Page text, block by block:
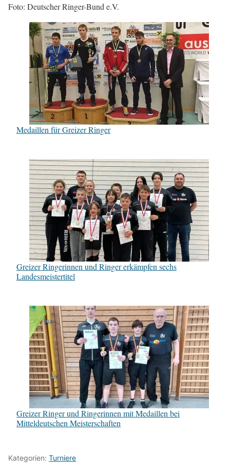
Foto: Deutscher Ringer-Bund e.V.
Medaillen für Greizer Ringer
Greizer Ringerinnen und Ringer erkämpfen sechs
Landesmeistertitel
Greizer Ringer und Ringerinnen mit Medaillen bei
Mitteldeutschen Meisterschaften
Kategorien: Turniere